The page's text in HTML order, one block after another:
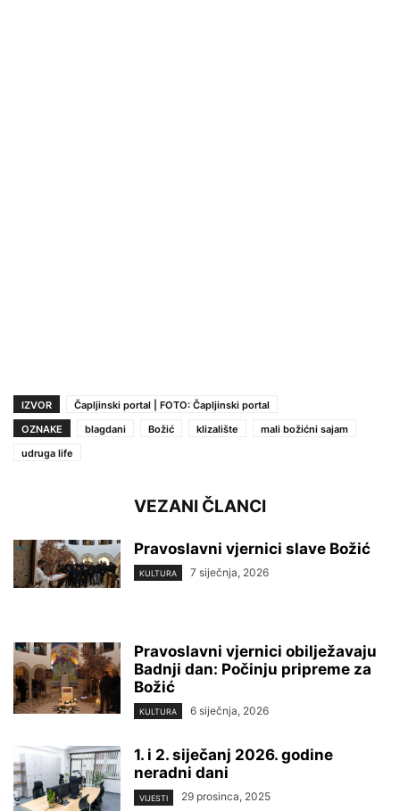
IZVOR
Čapljinski portal | FOTO: Čapljinski portal
OZNAKE
blagdani Božić klizalište
mali božićni sajam
udruga life
VEZANI ČLANCI
Pravoslavni vjernici slave Božić
KULTURA 7 siječnja, 2026
Pravoslavni vjernici obilježavaju
Badnji dan: Počinju pripreme za
Božić
KULTURA 6 siječnja, 2026
1. i 2. siječanj 2026. godine
neradni dani
VIJESTI 29 prosinca, 2025